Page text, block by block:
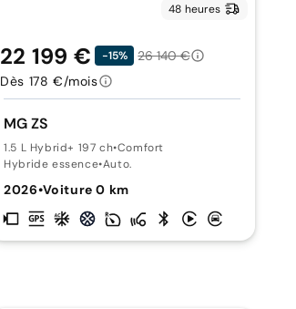
48 heures
MG ZS
1.5 L Hybrid+ 197 ch•Comfort
Hybride essence•Auto.
2026•Voiture 0 km
22 199 € -15%
26 140 €
Dès 178 €/mois